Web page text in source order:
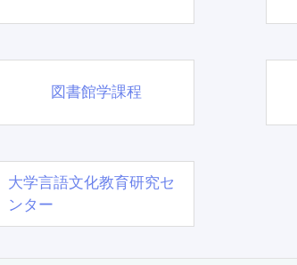
図書館学課程
大学言語文化教育研究セ
ンター